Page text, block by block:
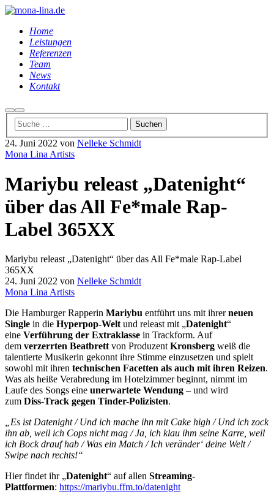
Home
Leistungen
Referenzen
Team
News
Kontakt
Suchen
Hauptmenü
24. Juni 2022 von Nelleke Schmidt
Mona Lina Artists
Mariybu releast „Datenight“
über das All Fe*male Rap-
Label 365XX
Mariybu releast „Datenight“ über das All Fe*male Rap-Label
365XX
24. Juni 2022 von Nelleke Schmidt
Mona Lina Artists
Die Hamburger Rapperin Mariybu entführt uns mit ihrerneuen
Single in die Hyperpop-Weltund releast mit „Datenight“
eine Verführung der Extraklasse in Trackform. Auf
dem verzerrten Beatbrettvon ProduzentKronsberg weiß die
talentierte Musikerin gekonnt ihre Stimme einzusetzen und spielt
sowohl mit ihren technischen Facetten als auch mit ihren Reizen.
Was als heiße Verabredung im Hotelzimmer beginnt, nimmt im
Laufe des Songs eine unerwartete Wendung – und wird
zum Diss-Track gegen Tinder-Polizisten.
„Es ist Datenight / Und ich mache ihn mit Cake high / Und ich zock
ihn ab, weil ich Cops nicht mag / Ja, ich klau ihm seine Karre, weil
ich Bock drauf hab / Was ein Match / Ich veränder‘ deine Welt /
Swipe nach rechts!“
Hier findet ihr „Datenight“ auf allen Streaming-
Plattformen: https://mariybu.ffm.to/datenight